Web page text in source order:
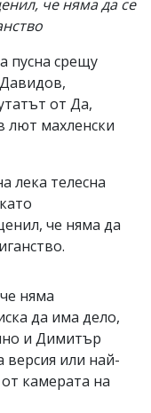
че няма да се
пусна срещу
от Да,
лют махленски
лека телесна
че няма да
няма
да има дело,
и Димитър
или най-
камерата на